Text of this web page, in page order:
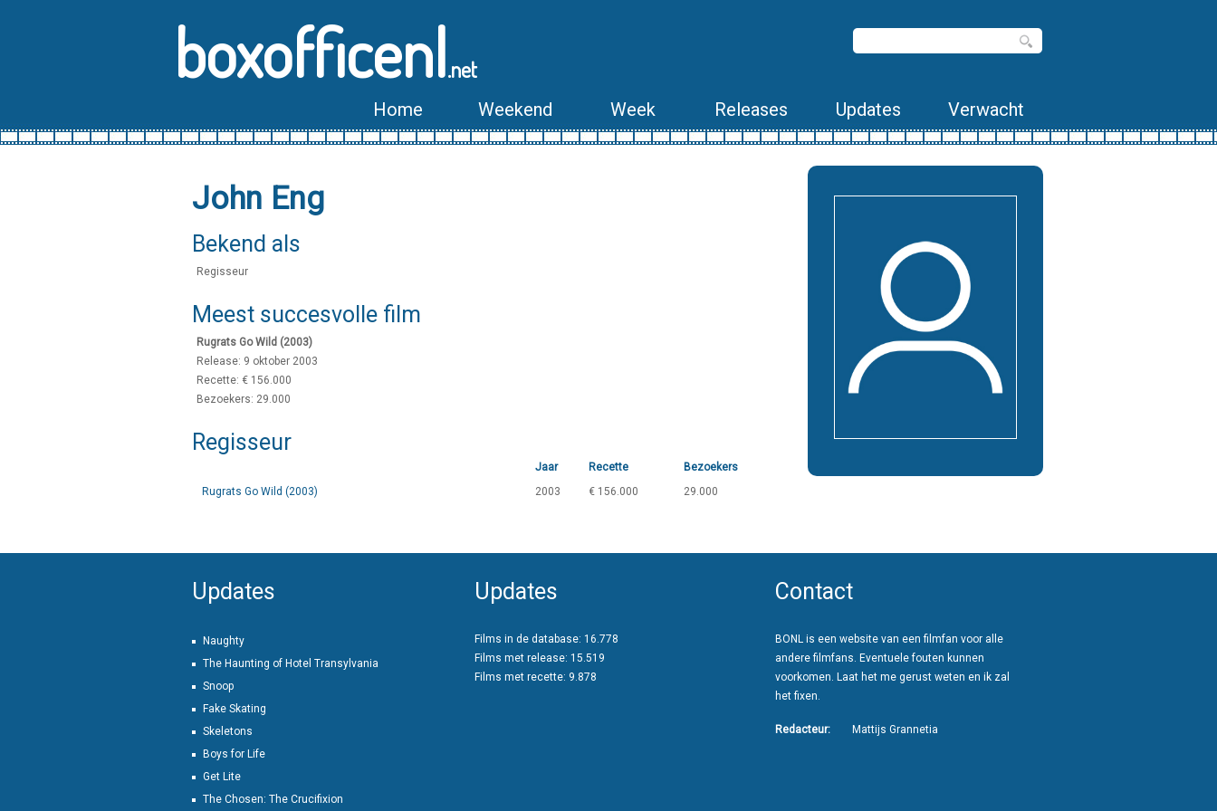
boxofficenl.net
Home Weekend Week Releases Updates Verwacht
John Eng
Bekend als
Regisseur
Meest succesvolle film
Rugrats Go Wild (2003)
Release: 9 oktober 2003
Recette: € 156.000
Bezoekers: 29.000
Regisseur
Jaar Recette
Bezoekers
Rugrats Go Wild (2003)
2003 € 156.000 29.000
Updates
Naughty
The Haunting of Hotel Transylvania
Snoop
Fake Skating
Skeletons
Boys for Life
Get Lite
The Chosen: The Crucifixion
Updates
Films in de database: 16.778
Films met release: 15.519
Films met recette: 9.878
Contact
BONL is een website van een filmfan voor alle
andere filmfans. Eventuele fouten kunnen
voorkomen. Laat het me gerust weten en ik zal
het fixen.
Redacteur: Mattijs Grannetia